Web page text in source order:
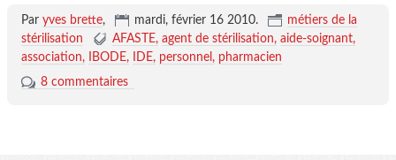
Par yves brette, mardi, février 16 2010.
métiers de la
stérilisation
AFASTE agent de stérilisation aide-soignant
association
IBODE IDE personnel
pharmacien
8 commentaires